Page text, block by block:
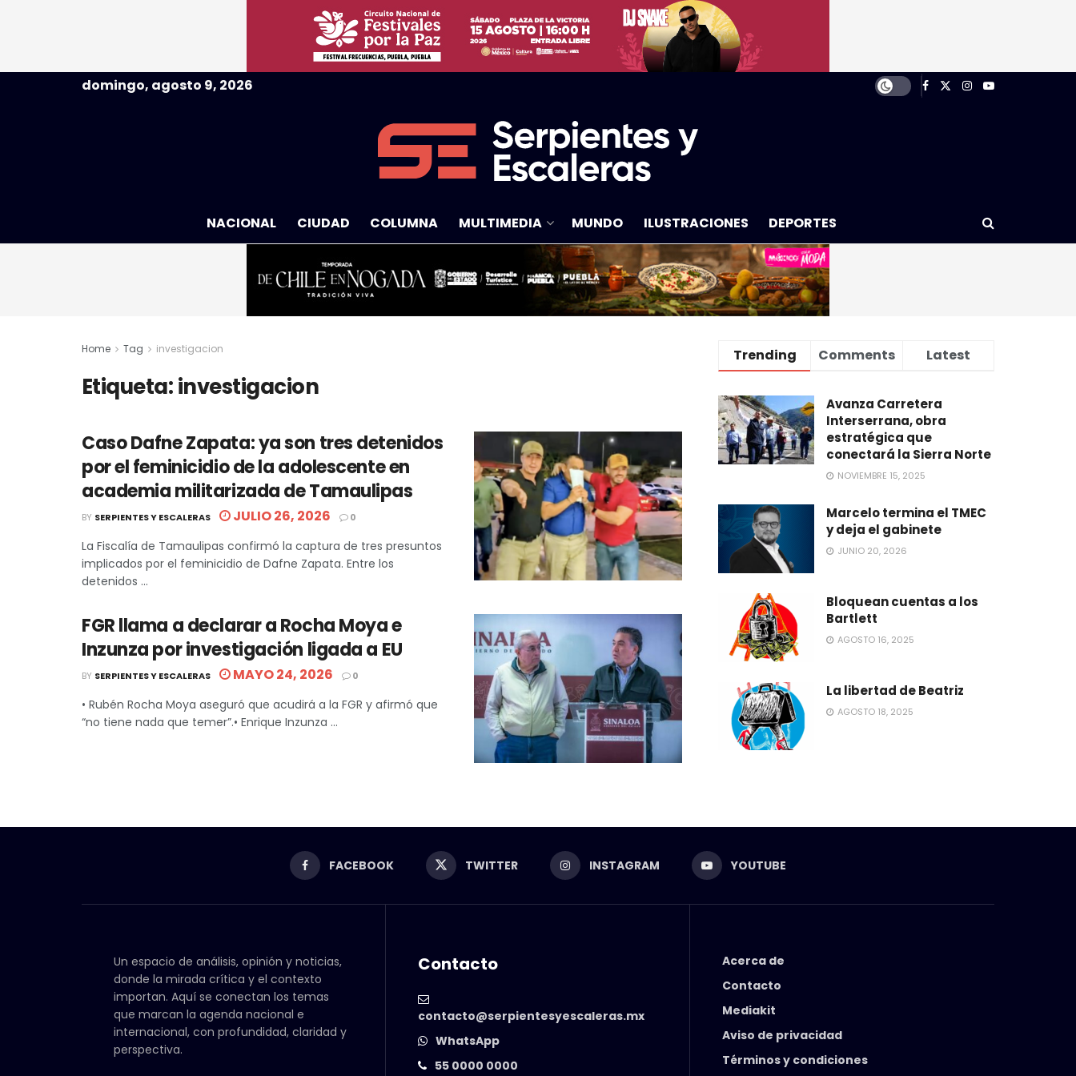
domingo, agosto 9, 2026
NACIONAL CIUDAD COLUMNA MULTIMEDIA MUNDO ILUSTRACIONES DEPORTES
Home Tag investigacion
Etiqueta:investigacion
Caso Dafne Zapata: ya son tres detenidos
por el feminicidio de la adolescente en
academia militarizada de Tamaulipas
BY SERPIENTES Y ESCALERAS JULIO 26, 2026 0
La Fiscalía de Tamaulipas confirmó la captura de tres presuntos
implicados por el feminicidio de Dafne Zapata. Entre los
detenidos ...
FGR llama a declarar a Rocha Moya e
Inzunza por investigación ligada a EU
BY SERPIENTES Y ESCALERAS MAYO 24, 2026 0
• Rubén Rocha Moya aseguró que acudirá a la FGR y afirmó que
“no tiene nada que temer”.• Enrique Inzunza ...
Trending Comments Latest
Avanza Carretera
Interserrana, obra
estratégica que
conectará la Sierra Norte
NOVIEMBRE 15, 2025
Marcelo termina el TMEC
y deja el gabinete
JUNIO 20, 2026
Bloquean cuentas a los
Bartlett
AGOSTO 16, 2025
La libertad de Beatriz
AGOSTO 18, 2025
FACEBOOK TWITTER INSTAGRAM YOUTUBE
Un espacio de análisis, opinión y noticias,
donde la mirada crítica y el contexto
importan. Aquí se conectan los temas
que marcan la agenda nacional e
internacional, con profundidad, claridad y
perspectiva.
Contacto
contacto@serpientesyescaleras.mx
WhatsApp
55 0000 0000
Acerca de
Contacto
Mediakit
Aviso de privacidad
Términos y condiciones